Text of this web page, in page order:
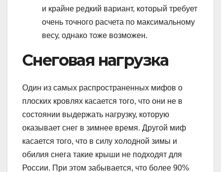
и крайне редкий вариант, который требует
очень точного расчета по максимальному
весу, однако тоже возможен.
Снеговая нагрузка
Один из самых распространенных мифов о
плоских кровлях касается того, что они не в
состоянии выдержать нагрузку, которую
оказывает снег в зимнее время. Другой миф
касается того, что в силу холодной зимы и
обилия снега такие крыши не подходят для
России. При этом забывается, что более 90%